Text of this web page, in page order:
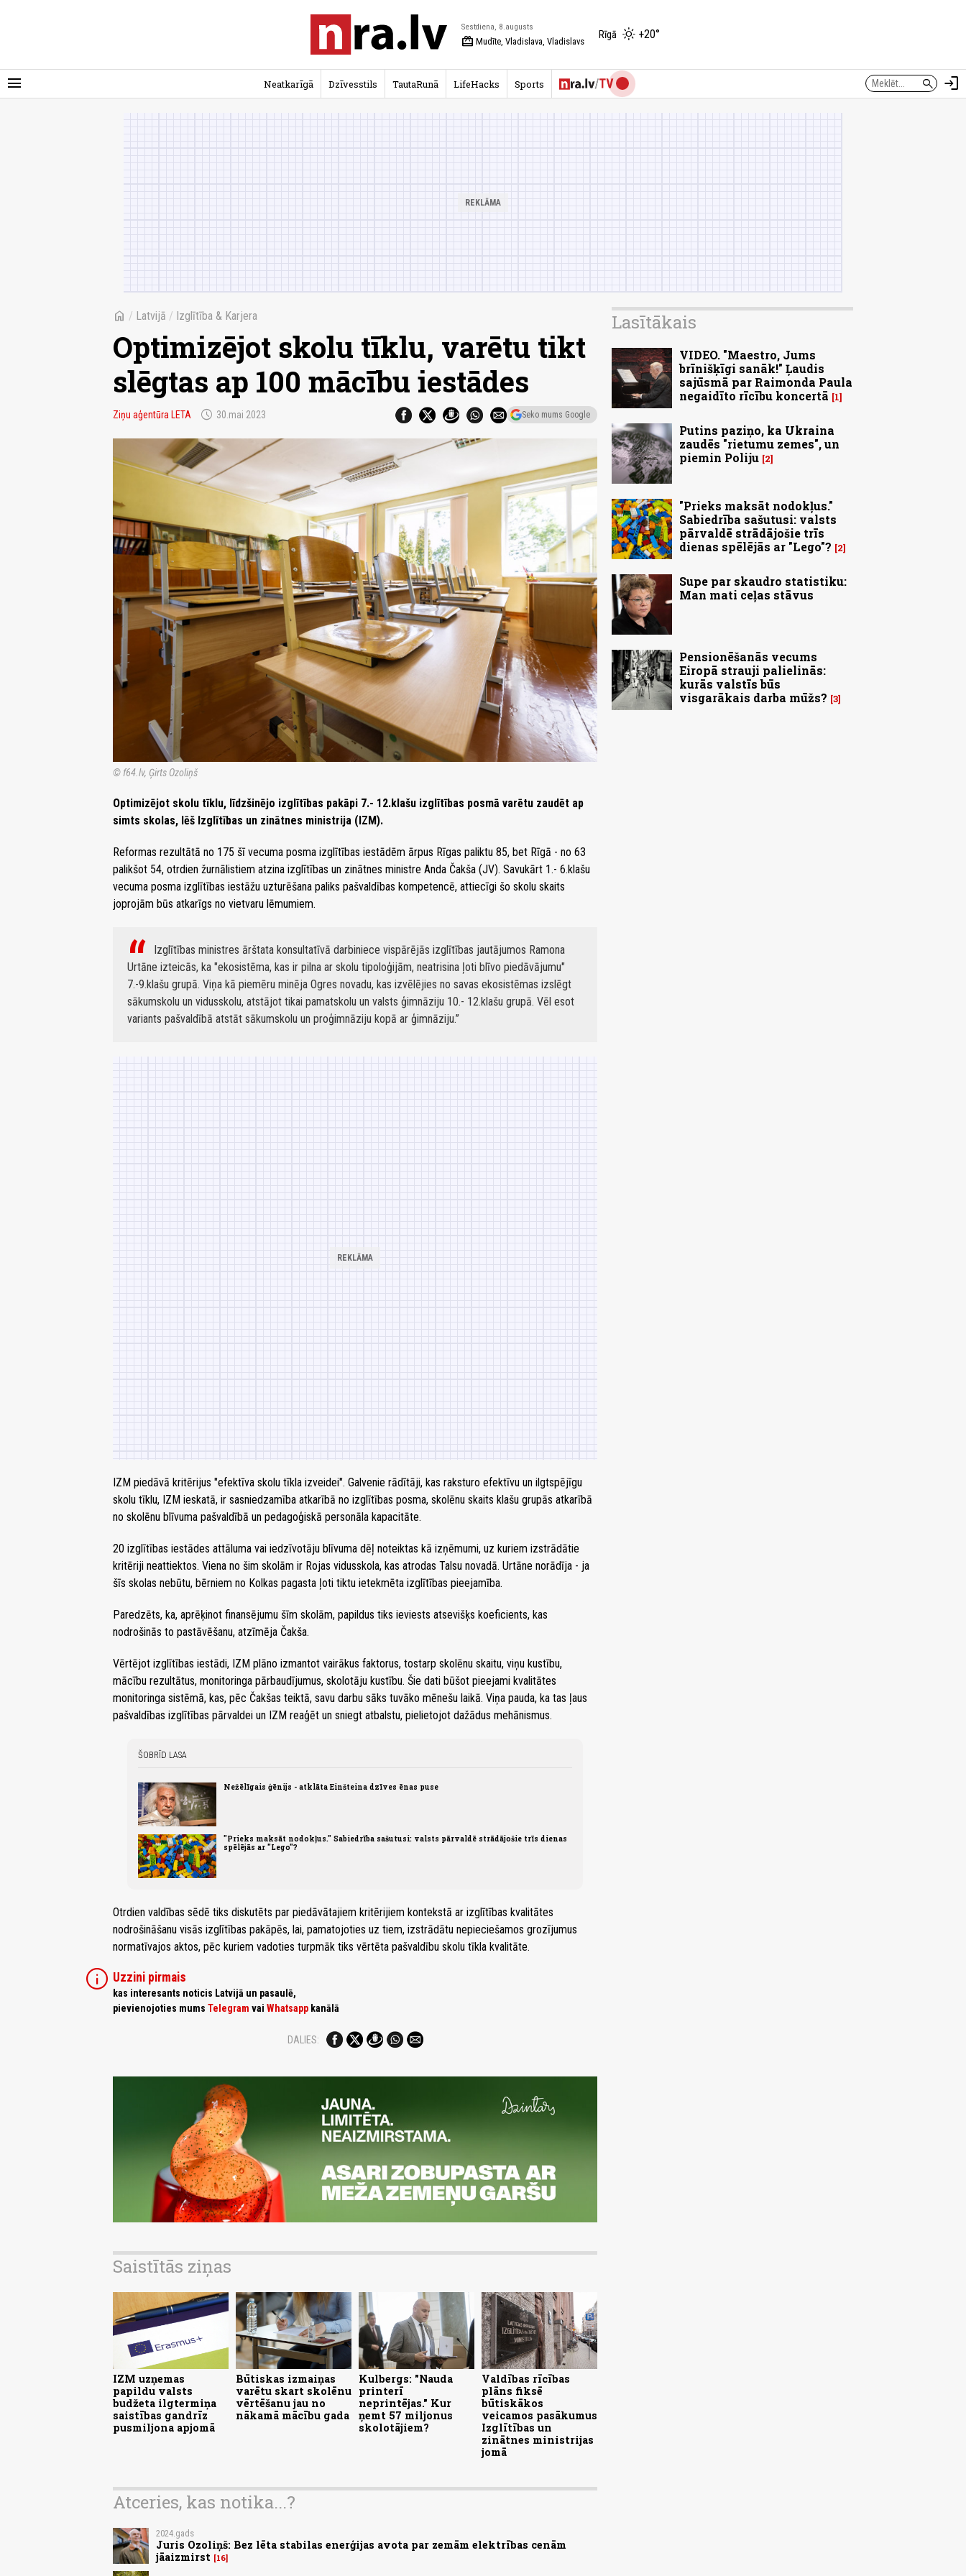
menu
Sestdiena, 8.augusts
redeem Mudīte, Vladislava, Vladislavs
Rīgā +20°
search login
Neatkarīgā Dzīvesstils TautaRunā LifeHacks Sports
home / Latvijā / Izglītība & Karjera
Optimizējot skolu tīklu, varētu tikt
slēgtas ap 100 mācību iestādes
Ziņu aģentūra LETA schedule 30.mai 2023 Seko mums Google
© f64.lv, Ģirts Ozoliņš
Optimizējot skolu tīklu, līdzšinējo izglītības pakāpi 7.- 12.klašu izglītības posmā varētu zaudēt ap
simts skolas, lēš Izglītības un zinātnes ministrija (IZM).
Reformas rezultātā no 175 šī vecuma posma izglītības iestādēm ārpus Rīgas paliktu 85, bet Rīgā - no 63
palikšot 54, otrdien žurnālistiem atzina izglītības un zinātnes ministre Anda Čakša (JV). Savukārt 1.- 6.klašu
vecuma posma izglītības iestāžu uzturēšana paliks pašvaldības kompetencē, attiecīgi šo skolu skaits
joprojām būs atkarīgs no vietvaru lēmumiem.
Izglītības ministres ārštata konsultatīvā darbiniece vispārējās izglītības jautājumos Ramona
Urtāne izteicās, ka "ekosistēma, kas ir pilna ar skolu tipoloģijām, neatrisina ļoti blīvo piedāvājumu"
7.-9.klašu grupā. Viņa kā piemēru minēja Ogres novadu, kas izvēlējies no savas ekosistēmas izslēgt
sākumskolu un vidusskolu, atstājot tikai pamatskolu un valsts ģimnāziju 10.- 12.klašu grupā. Vēl esot
variants pašvaldībā atstāt sākumskolu un proģimnāziju kopā ar ģimnāziju.
IZM piedāvā kritērijus "efektīva skolu tīkla izveidei". Galvenie rādītāji, kas raksturo efektīvu un ilgtspējīgu
skolu tīklu, IZM ieskatā, ir sasniedzamība atkarībā no izglītības posma, skolēnu skaits klašu grupās atkarībā
no skolēnu blīvuma pašvaldībā un pedagoģiskā personāla kapacitāte.
20 izglītības iestādes attāluma vai iedzīvotāju blīvuma dēļ noteiktas kā izņēmumi, uz kuriem izstrādātie
kritēriji neattiektos. Viena no šim skolām ir Rojas vidusskola, kas atrodas Talsu novadā. Urtāne norādīja - ja
šīs skolas nebūtu, bērniem no Kolkas pagasta ļoti tiktu ietekmēta izglītības pieejamība.
Paredzēts, ka, aprēķinot finansējumu šīm skolām, papildus tiks ieviests atsevišķs koeficients, kas
nodrošinās to pastāvēšanu, atzīmēja Čakša.
Vērtējot izglītības iestādi, IZM plāno izmantot vairākus faktorus, tostarp skolēnu skaitu, viņu kustību,
mācību rezultātus, monitoringa pārbaudījumus, skolotāju kustību. Šie dati būšot pieejami kvalitātes
monitoringa sistēmā, kas, pēc Čakšas teiktā, savu darbu sāks tuvāko mēnešu laikā. Viņa pauda, ka tas ļaus
pašvaldības izglītības pārvaldei un IZM reaģēt un sniegt atbalstu, pielietojot dažādus mehānismus.
ŠOBRĪD LASA
Nežēlīgais ģēnijs - atklāta Einšteina dzīves ēnas puse
"Prieks maksāt nodokļus." Sabiedrība sašutusi: valsts pārvaldē strādājošie trīs dienas
spēlējās ar "Lego"?
Otrdien valdības sēdē tiks diskutēts par piedāvātajiem kritērijiem kontekstā ar izglītības kvalitātes
nodrošināšanu visās izglītības pakāpēs, lai, pamatojoties uz tiem, izstrādātu nepieciešamos grozījumus
normatīvajos aktos, pēc kuriem vadoties turpmāk tiks vērtēta pašvaldību skolu tīkla kvalitāte.
info Uzzini pirmais
kas interesants noticis Latvijā un pasaulē,
pievienojoties mums Telegram vai Whatsapp kanālā
DALIES:
Saistītās ziņas
IZM uzņemas
papildu valsts
budžeta ilgtermiņa
saistības gandrīz
pusmiljona apjomā
Būtiskas izmaiņas
varētu skart skolēnu
vērtēšanu jau no
nākamā mācību gada
Kulbergs: "Nauda
printerī
neprintējas." Kur
ņemt 57 miljonus
skolotājiem?
Valdības rīcības
plāns fiksē
būtiskākos
veicamos pasākumus
Izglītības un
zinātnes ministrijas
jomā
Atceries, kas notika...?
2024.gads
Juris Ozoliņš: Bez lēta stabilas enerģijas avota par zemām elektrības cenām
jāaizmirst 16
Lasītākais
VIDEO. "Maestro, Jums
brīnišķīgi sanāk!" Ļaudis
sajūsmā par Raimonda Paula
negaidīto rīcību koncertā
1
Putins paziņo, ka Ukraina
zaudēs "rietumu zemes", un
piemin Poliju 2
"Prieks maksāt nodokļus."
Sabiedrība sašutusi: valsts
pārvaldē strādājošie trīs
dienas spēlējās ar "Lego"?
2
Supe par skaudro statistiku:
Man mati ceļas stāvus
Pensionēšanās vecums
Eiropā strauji palielinās:
kurās valstīs būs
visgarākais darba mūžs? 3